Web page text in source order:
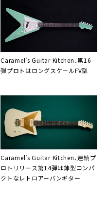
Caramel’s Guitar Kitchen、第16
弾プロトはロングスケールFV型
Caramel’s Guitar Kitchen、連続プ
ロトリリース第14弾は薄型コンパ
クトなレトロアーバンギター